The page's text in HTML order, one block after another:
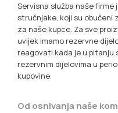
Servisna služba naše firme
stručnjake, koji su obučeni
za naše kupce. Za sve
uvijek imamo rezervne
reagovati kada je u pitanju
rezervnim dijelovima u
kupovine.
Od osnivanja naše